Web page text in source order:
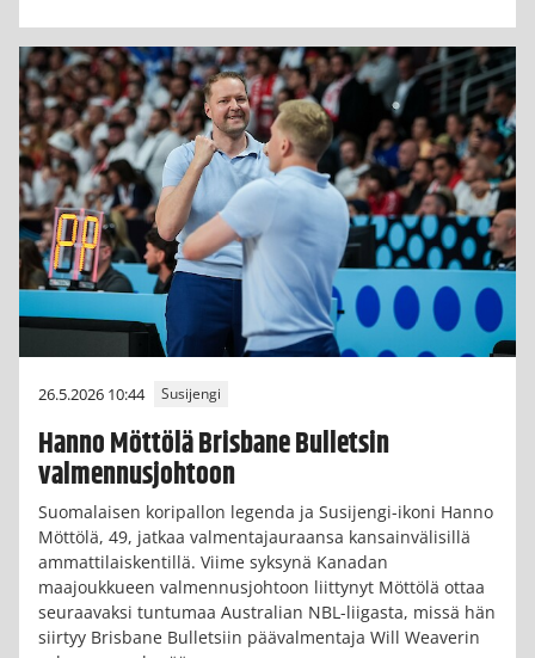
26.5.2026 10:44 Susijengi
Hanno Möttölä Brisbane Bulletsin
valmennusjohtoon
Suomalaisen koripallon legenda ja Susijengi-ikoni Hanno
Möttölä, 49, jatkaa valmentajauraansa kansainvälisillä
ammattilaiskentillä. Viime syksynä Kanadan
maajoukkueen valmennusjohtoon liittynyt Möttölä ottaa
seuraavaksi tuntumaa Australian NBL-liigasta, missä hän
siirtyy Brisbane Bulletsiin päävalmentaja Will Weaverin